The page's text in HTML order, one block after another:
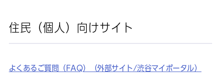
住民（個人）向けサイト
よくあるご質問（FAQ）（外部サイト/渋谷マイポータル）